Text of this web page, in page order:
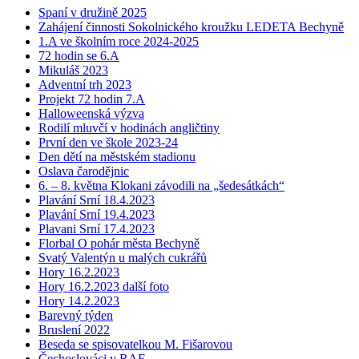
Spaní v družině 2025
Zahájení činnosti Sokolnického kroužku LEDETA Bechyně
1.A ve školním roce 2024-2025
72 hodin se 6.A
Mikuláš 2023
Adventní trh 2023
Projekt 72 hodin 7.A
Halloweenská výzva
Rodilí mluvčí v hodinách angličtiny
První den ve škole 2023-24
Den dětí na městském stadionu
Oslava čarodějnic
6. – 8. května Klokani závodili na „šedesátkách“
Plavání Srní 18.4.2023
Plavání Srní 19.4.2023
Plavani Srní 17.4.2023
Florbal O pohár města Bechyně
Svatý Valentýn u malých cukrářů
Hory 16.2.2023
Hory 16.2.2023 další foto
Hory 14.2.2023
Barevný týden
Bruslení 2022
Beseda se spisovatelkou M. Fišarovou